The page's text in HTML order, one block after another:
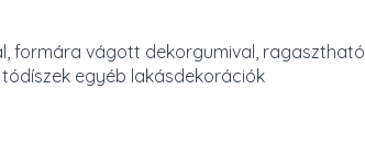
formára vágott dekorgumival, ragasztható
egyéb lakásdekorációk